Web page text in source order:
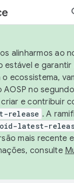
alinharmos ao
estável e
ecossistema,
no
e contribuir
release . A
latest-
mais recente
consulte